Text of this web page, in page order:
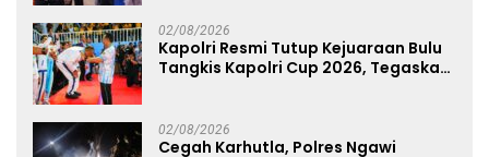
02/08/2026
Kapolri Resmi Tutup Kejuaraan Bulu
Tangkis Kapolri Cup 2026, Tegaskan
02/08/2026
Cegah Karhutla, Polres Ngawi